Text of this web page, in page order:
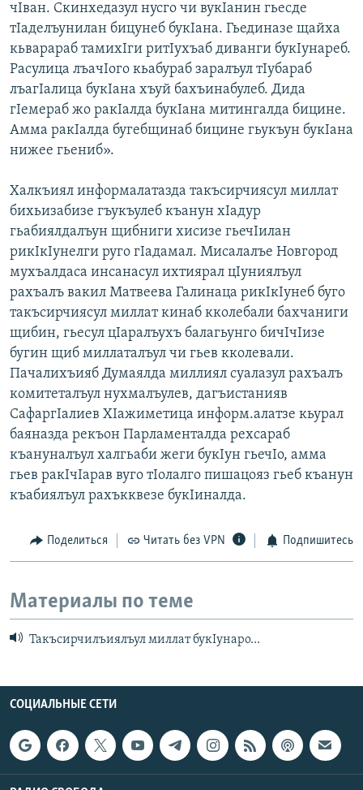
чIван. Скинхедазул нусго чи вукIанин гьесде
тIаделъунилан бицунеб букIана. Гьединазе щайха
кьварараб тамихIги ритIухъаб диванги букIунареб.
Расулица лъачIого кьабураб заралъул тIубараб
лъагIалица букIана хъуй бахъинабулеб. Дида
гIемераб жо ракIалда букIана митингалда бицине.
Амма ракIалда бугебщинаб бицине гьукъун букIана
нижее гьениб».
Халкъиял информалатазда такъсирчиясул миллат
бихьизабизе гъукъулеб къанун хIадур
гьабиялдалъун щибниги хисизе гьечIилан
рикIкIунелги руго гIадамал. Мисалалъе Новгород
мухъалдаса инсанасул ихтиярал цIуниялъул
рахъалъ вакил Матвеева Галинаца рикIкIунеб буго
такъсирчиясул миллат кинаб кколебали бахчаниги
щибин, гьесул цIаралъухъ балагьунго бичIчIизе
бугин щиб миллаталъул чи гьев кколевали.
Пачалихъияб Думаялда миллиял суалазул рахъалъ
комитеталъул нухмалъулев, дагъистанияв
СафаргIалиев ХIажиметица информ.алатзе кьурал
баяназда рекъон Парламенталда рехсараб
къануналъул халгьаби жеги букIун гьечIо, амма
гьев ракIчIарав вуго тIолалго пишацояз гьеб къанун
къабиялъул рахъкквезе букIиналда.
Поделиться Читать без VPN Подпишитесь
Материалы по теме
Такъсирчилъиялъул миллат букIунаро…
СОЦИАЛЬНЫЕ СЕТИ